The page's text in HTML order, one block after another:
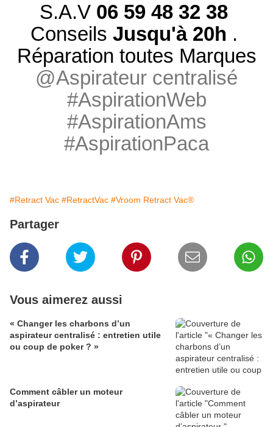
S.A.V 06 59 48 32 38
Conseils Jusqu'à 20h .
Réparation toutes Marques
@Aspirateur centralisé
#AspirationWeb
#AspirationAms
#AspirationPaca
#Retract Vac #RetractVac #Vroom Retract Vac®
Partager
Vous aimerez aussi
« Changer les charbons d’un
aspirateur centralisé : entretien utile
ou coup de poker ? »
Comment câbler un moteur
d’aspirateur